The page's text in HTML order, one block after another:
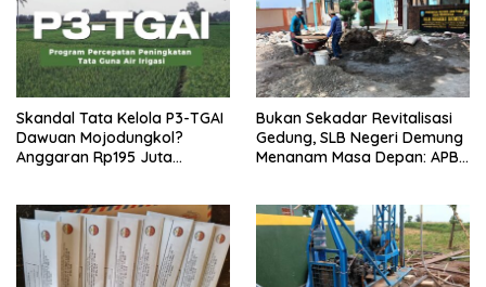
Skandal Tata Kelola P3-TGAI
Dawuan Mojodungkol?
Anggaran Rp195 Juta
Swakelola Petani
Bukan Sekadar Revitalisasi
Gedung, SLB Negeri Demung
Menanam Masa Depan: APBN
Khusus Menjadi Kemandirian